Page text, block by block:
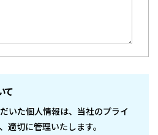
て
いた個人情報は、当社のプライ
適切に管理いたします。